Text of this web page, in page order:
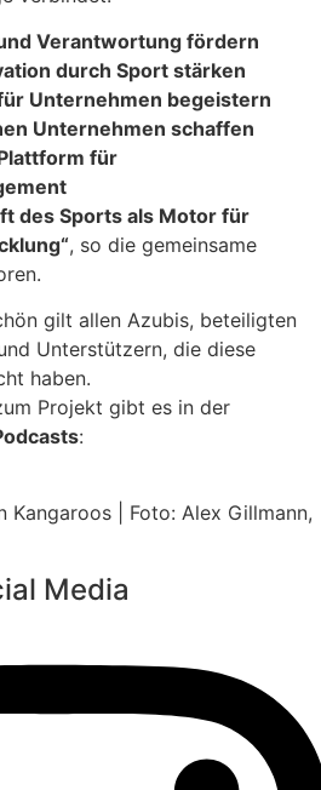
Verantwortung fördern
durch Sport stärken
Unternehmen begeistern
Unternehmen schaffen
für
des Sports als Motor für
, so die gemeinsame
gilt allen Azubis, beteiligten
Unterstützern, die diese
haben.
Projekt gibt es in der
:
Kangaroos | Foto: Alex Gillmann,
Media